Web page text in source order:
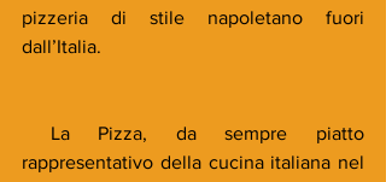
pizzeria di stile napoletano fuori
dall’Italia.
rappresentativo della cucina italiana nel